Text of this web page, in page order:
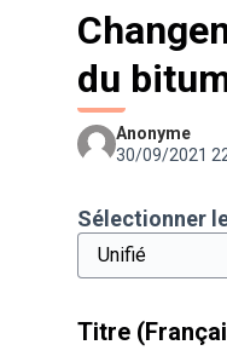
du
Anonyme
30/09/2021
Sélectionner
Titre